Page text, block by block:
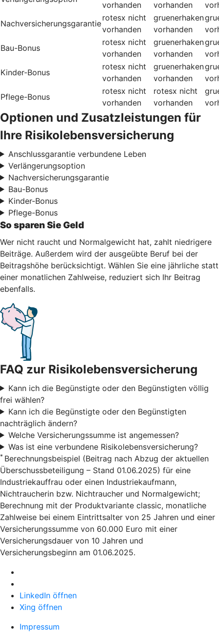
vorhanden
vorhanden
Nachversicherungsgarantie
rotesx nicht
vorhanden
gruenerhaken
vorhanden
Bau-Bonus
rotesx nicht
vorhanden
gruenerhaken
vorhanden
Kinder-Bonus
rotesx nicht
vorhanden
gruenerhaken
vorhanden
Pflege-Bonus
rotesx nicht
vorhanden
rotesx nicht
vorhanden
Optionen und Zusatzleistungen für
Ihre Risikolebensversicherung
Anschlussgarantie verbundene Leben
Verlängerungsoption
Nachversicherungsgarantie
Bau-Bonus
Kinder-Bonus
Pflege-Bonus
So sparen Sie Geld
Wer nicht raucht und Normalgewicht hat, zahlt niedrigere
Beiträge. Außerdem wird der ausgeübte Beruf bei der
Beitragshöhe berücksichtigt. Wählen Sie eine jährliche statt
einer monatlichen Zahlweise, reduziert sich Ihr Beitrag
ebenfalls.
FAQ zur Risikolebensversicherung
Kann ich die Begünstigte oder den Begünstigten völlig
frei wählen?
Kann ich die Begünstigte oder den Begünstigten
nachträglich ändern?
Welche Versicherungssumme ist angemessen?
Was ist eine verbundene Risikolebensversicherung?
* Berechnungsbeispiel (Beitrag nach Abzug der aktuellen
Überschussbeteiligung – Stand 01.06.2025) für eine
Industriekauffrau oder einen Industriekaufmann,
Nichtraucherin bzw. Nichtraucher und Normalgewicht;
Berechnung mit der Produktvariante classic, monatliche
Zahlweise bei einem Eintrittsalter von 25 Jahren und einer
Versicherungssumme von 60.000 Euro mit einer
Versicherungsdauer von 10 Jahren und
Versicherungsbeginn am 01.06.2025.
LinkedIn öffnen
Xing öffnen
Impressum